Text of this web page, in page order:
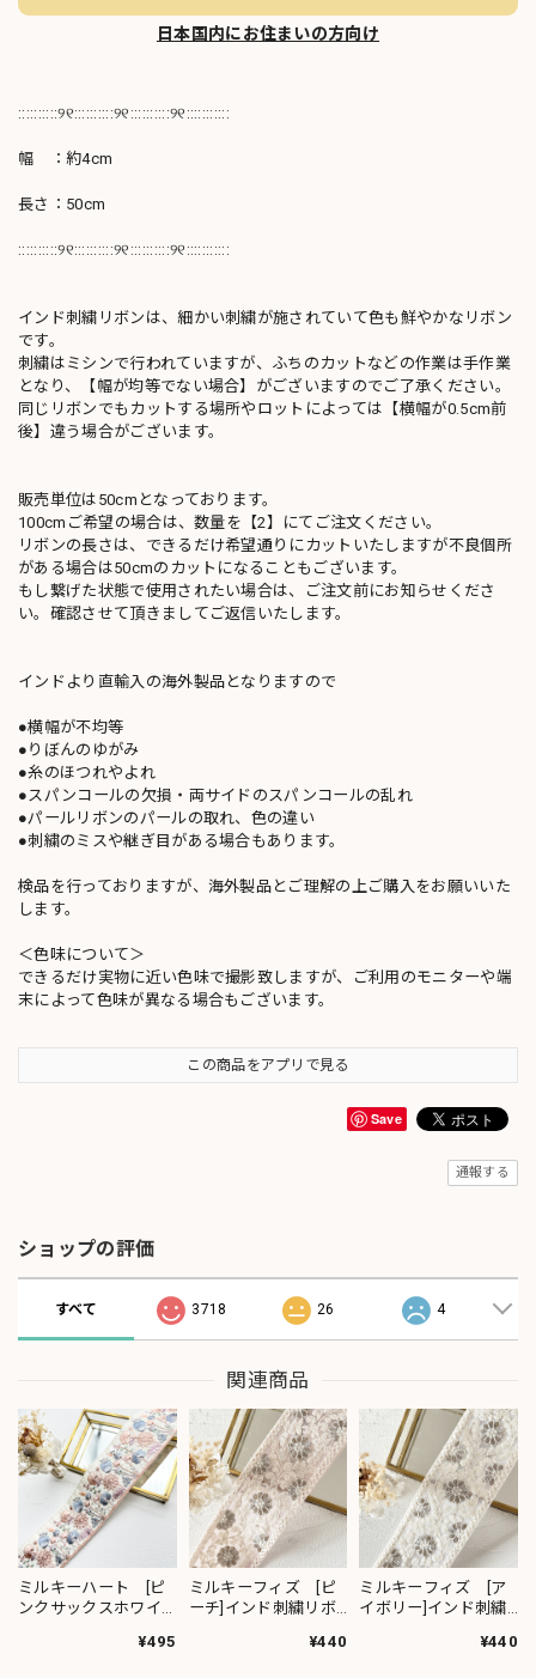
日本国内にお住まいの方向け
::::::::::୨୧::::::::::୨୧::::::::::୨୧:::::::::::
幅 ：約4cm
長さ：50cm
::::::::::୨୧::::::::::୨୧::::::::::୨୧:::::::::::
インド刺繍リボンは、細かい刺繍が施されていて色も鮮やかなリボン
です。
刺繍はミシンで行われていますが、ふちのカットなどの作業は手作業
となり、【幅が均等でない場合】がございますのでご了承ください。
同じリボンでもカットする場所やロットによっては【横幅が0.5cm前
後】違う場合がございます。
販売単位は50cmとなっております。
100cmご希望の場合は、数量を【2】にてご注文ください。
リボンの長さは、できるだけ希望通りにカットいたしますが不良個所
がある場合は50cmのカットになることもございます。
もし繋げた状態で使用されたい場合は、ご注文前にお知らせくださ
い。確認させて頂きましてご返信いたします。
インドより直輸入の海外製品となりますので
●横幅が不均等
●りぼんのゆがみ
●糸のほつれやよれ
●スパンコールの欠損・両サイドのスパンコールの乱れ
●パールリボンのパールの取れ、色の違い
●刺繍のミスや継ぎ目がある場合もあります。
検品を行っておりますが、海外製品とご理解の上ご購入をお願いいた
します。
＜色味について＞
できるだけ実物に近い色味で撮影致しますが、ご利用のモニターや端
末によって色味が異なる場合もございます。
この商品をアプリで見る
Save
通報する
ショップの評価
すべて 3718 26 4
関連商品
ミルキーハート [ピ
ンクサックスホワイ
¥495
ミルキーフィズ [ピ
ーチ]インド刺繍リボ
¥440
ミルキーフィズ [ア
イボリー]インド刺繍
¥440